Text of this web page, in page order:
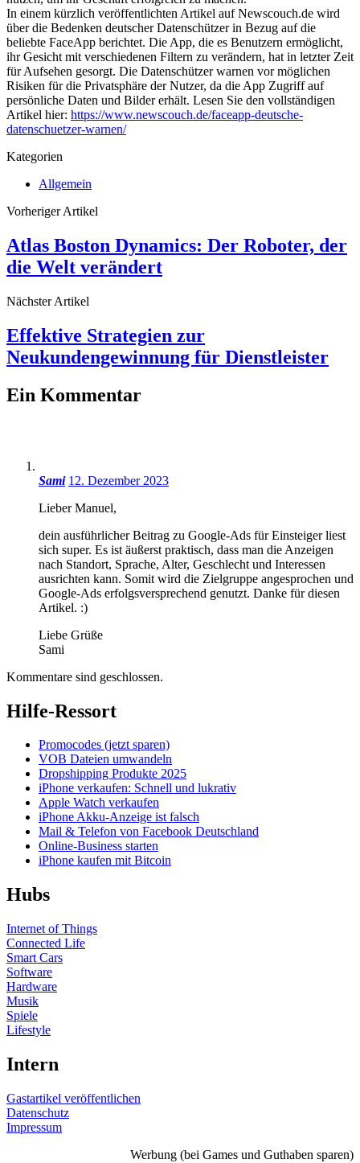
In einem kürzlich veröffentlichten Artikel auf Newscouch.de wird
über die Bedenken deutscher Datenschützer in Bezug auf die
beliebte FaceApp berichtet. Die App, die es Benutzern ermöglicht,
ihr Gesicht mit verschiedenen Filtern zu verändern, hat in letzter Zeit
für Aufsehen gesorgt. Die Datenschützer warnen vor möglichen
Risiken für die Privatsphäre der Nutzer, da die App Zugriff auf
persönliche Daten und Bilder erhält. Lesen Sie den vollständigen
Artikel hier: https://www.newscouch.de/faceapp-deutsche-
datenschuetzer-warnen/
Kategorien
Allgemein
Vorheriger Artikel
Atlas Boston Dynamics: Der Roboter, der
die Welt verändert
Nächster Artikel
Effektive Strategien zur
Neukundengewinnung für Dienstleister
Ein Kommentar
Sami 12. Dezember 2023
Lieber Manuel,
dein ausführlicher Beitrag zu Google-Ads für Einsteiger liest
sich super. Es ist äußerst praktisch, dass man die Anzeigen
nach Standort, Sprache, Alter, Geschlecht und Interessen
ausrichten kann. Somit wird die Zielgruppe angesprochen und
Google-Ads erfolgsversprechend genutzt. Danke für diesen
Artikel. :)
Liebe Grüße
Sami
Kommentare sind geschlossen.
Hilfe-Ressort
Promocodes (jetzt sparen)
VOB Dateien umwandeln
Dropshipping Produkte 2025
iPhone verkaufen: Schnell und lukrativ
Apple Watch verkaufen
iPhone Akku-Anzeige ist falsch
Mail & Telefon von Facebook Deutschland
Online-Business starten
iPhone kaufen mit Bitcoin
Hubs
Internet of Things
Connected Life
Smart Cars
Software
Hardware
Musik
Spiele
Lifestyle
Intern
Gastartikel veröffentlichen
Datenschutz
Impressum
Werbung (bei Games und Guthaben sparen)